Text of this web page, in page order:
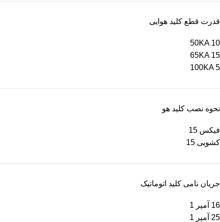
قدرت قطع کلید هوایی
50KA 10
65KA 15
100KA 5
نحوه نصب کلید هو
فیکس 15
کشویی 15
جریان نامی کلید اتوماتیک
16 آمپر
1
25 آمپر
1